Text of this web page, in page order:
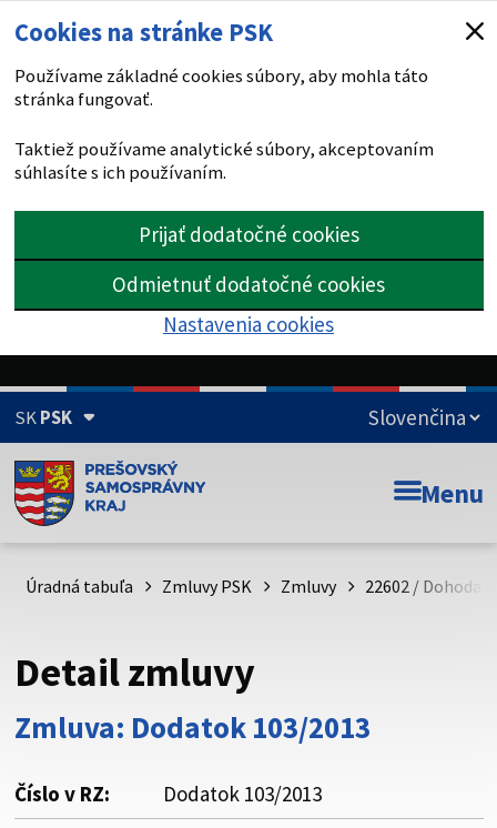
Cookies na stránke PSK
Používame základné cookies súbory, aby mohla táto
stránka fungovať.
Taktiež používame analytické súbory, akceptovaním
súhlasíte s ich používaním.
Prijať dodatočné cookies
Odmietnuť dodatočné cookies
Nastavenia cookies
SKPSK
Doména psk.sk je oficiálna
Toto je oficiálna webová stránka Prešovského
psk.sk.
Buďte pozorní a vždy sa uistite, že zdieľate informácie iba
cez zabezpečenú webovú stránku. Zabezpečená stránka
vždy začína https:// pred názvom domény webového sídla.
Menu
Úradná tabuľa Zmluvy PSK Zmluvy 22602 / Dohoda
Detail zmluvy
Zmluva: Dodatok 103/2013
Číslo v RZ:
Dodatok 103/2013